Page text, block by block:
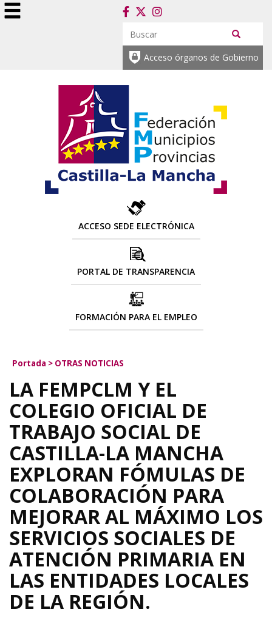
Acceso órganos de Gobierno
ACCESO SEDE ELECTRÓNICA
PORTAL DE TRANSPARENCIA
FORMACIÓN PARA EL EMPLEO
Portada > OTRAS NOTICIAS
LA FEMPCLM Y EL
COLEGIO OFICIAL DE
TRABAJO SOCIAL DE
CASTILLA-LA MANCHA
EXPLORAN FÓMULAS DE
COLABORACIÓN PARA
MEJORAR AL MÁXIMO LOS
SERVICIOS SOCIALES DE
ATENCIÓN PRIMARIA EN
LAS ENTIDADES LOCALES
DE LA REGIÓN.